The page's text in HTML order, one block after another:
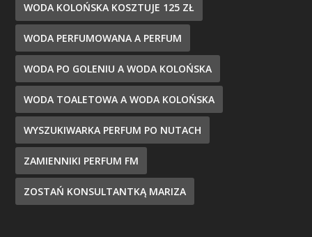
WODA KOLOŃSKA KOSZTUJE 125 ZŁ
WODA PERFUMOWANA A PERFUM
WODA PO GOLENIU A WODA KOLOŃSKA
WODA TOALETOWA A WODA KOLOŃSKA
WYSZUKIWARKA PERFUM PO NUTACH
ZAMIENNIKI PERFUM FM
ZOSTAŃ KONSULTANTKĄ MARIZA